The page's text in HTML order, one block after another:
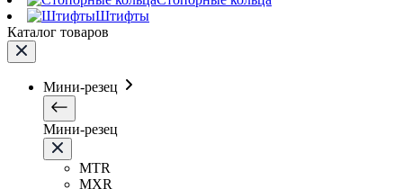
Штифты
Каталог товаров
Мини-резец
Мини-резец
MTR
MXR